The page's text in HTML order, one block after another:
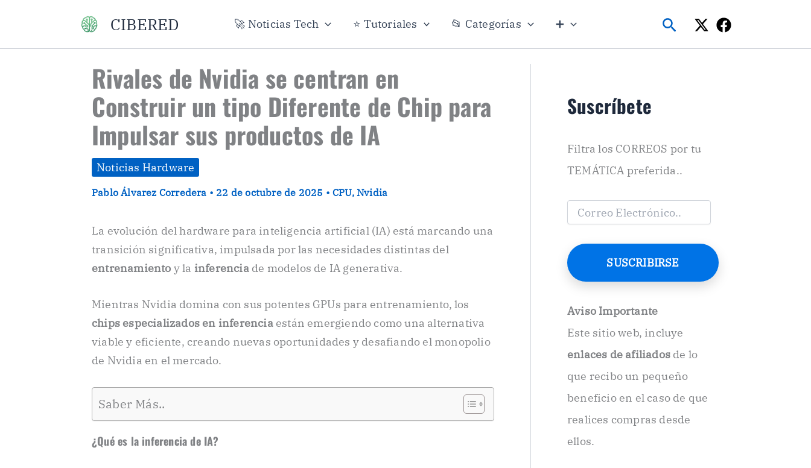
contenido
CIBERED 🚀 Noticias Tech ⭐ Tutoriales 📂 Categorías ➕ Buscar
Rivales de Nvidia se centran en
Construir un tipo Diferente de Chip para
Impulsar sus productos de IA
Noticias Hardware
Pablo Álvarez Corredera • 22 de octubre de 2025 •CPU,Nvidia
La evolución del hardware para inteligencia artificial (IA) está marcando una
transición significativa, impulsada por las necesidades distintas del
entrenamiento y la inferenciade modelos de IA generativa.
Mientras Nvidia domina con sus potentes GPUs para entrenamiento, los
chips especializados en inferenciaestán emergiendo como una alternativa
viable y eficiente, creando nuevas oportunidades y desafiando el monopolio
de Nvidia en el mercado.
Saber Más..
¿Qué es la inferencia de IA?
Suscríbete
Filtra los CORREOS por tu
TEMÁTICA preferida..
C
e
o
E
c
t
r
ó
i
o
.
SUSCRIBIRSE
Aviso Importante
Este sitio web, incluye
enlaces de afiliados de lo
que recibo un pequeño
beneficio en el caso de que
realices compras desde
ellos.